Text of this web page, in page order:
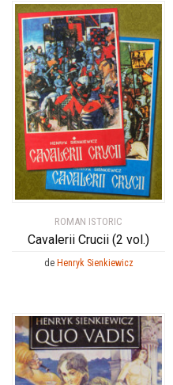
ROMAN ISTORIC
Cavalerii Crucii (2 vol.)
de Henryk Sienkiewicz